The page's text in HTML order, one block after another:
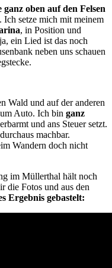
ganz oben auf den Felsen
setze mich mit meinem
, in Position und
ein Lied ist das noch
neben uns schauen
Wald und auf der anderen
Auto. Ich bin ganz
und ans Steuer setzt.
machbar.
Wandern doch nicht
im Müllerthal hält noch
die Fotos und aus den
Ergebnis gebastelt: